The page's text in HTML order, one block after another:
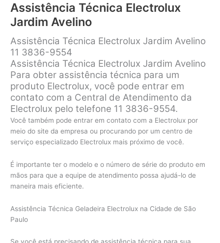
Bela
Assistência Técnica Electrolux
Jardim Avelino
Assistência Técnica Electrolux Jardim Avelino
11 3836-9554
Assistência Técnica Electrolux Jardim Avelino
Para obter assistência técnica para um
produto Electrolux, você pode entrar em
contato com a Central de Atendimento da
Electrolux pelo telefone 11 3836-9554.
Você também pode entrar em contato com a Electrolux por
meio do site da empresa ou procurando por um centro de
serviço especializado Electrolux mais próximo de você.
É importante ter o modelo e o número de série do produto em
mãos para que a equipe de atendimento possa ajudá-lo de
maneira mais eficiente.
Assistência Técnica Geladeira Electrolux na Cidade de São
Paulo